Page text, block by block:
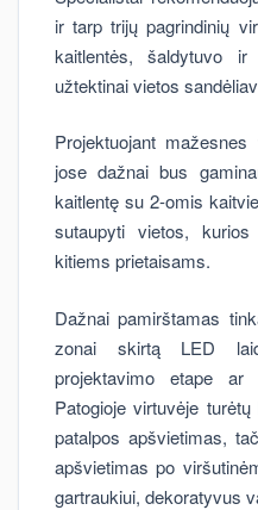
ir tarp trijų pagrindinių
kaitlentės, šaldytuvo
užtektinai vietos
Projektuojant
jose dažnai bus
kaitlentę su 2-omis
sutaupyti vietos,
kitiems prietaisams.
Dažnai pamirštamas
zonai skirtą LED
projektavimo etape ar
Patogioje virtuvėje
patalpos apšvietimas,
apšvietimas po
gartraukiui, dekoratyvus